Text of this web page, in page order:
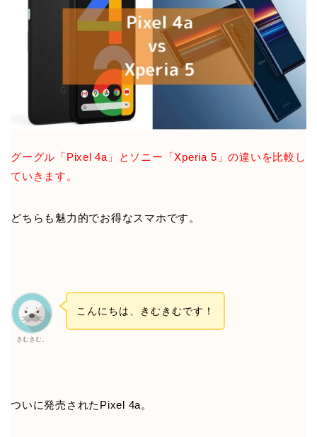
グーグル「Pixel 4a」とソニー「Xperia 5」の違いを比較し
ていきます。
どちらも魅力的でお得なスマホです。
きむきむ。
こんにちは、きむきむです！
ついに発売されたPixel 4a。